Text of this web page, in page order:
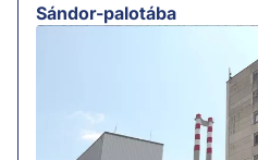
Sándor-palotába